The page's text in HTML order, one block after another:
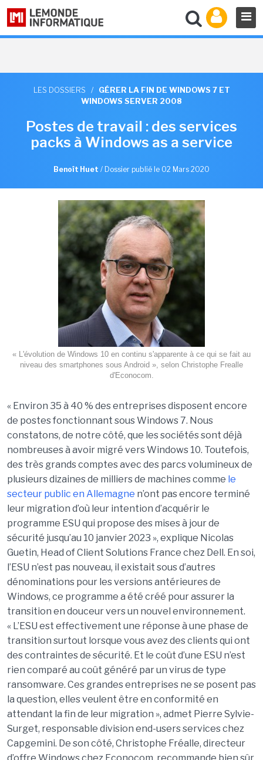
LES DOSSIERS /
GÉRER LA FIN DE WINDOWS 7 ET
WINDOWS SERVER 2008
Postes de travail : des services
packs à Windows as a service
Benoît Huet / Dossier publié le 02 Mars 2020
« L'évolution de Windows 10 en continu s'apparente à ce qui se fait au
niveau des smartphones sous Android », selon Christophe Frealle
d'Econocom.
« Environ 35 à 40 % des entreprises disposent encore
de postes fonctionnant sous Windows 7. Nous
constatons, de notre côté, que les sociétés sont déjà
nombreuses à avoir migré vers Windows 10. Toutefois,
des très grands comptes avec des parcs volumineux de
plusieurs dizaines de milliers de machines comme le
secteur public en Allemagne n’ont pas encore terminé
leur migration d’où leur intention d’acquérir le
programme ESU qui propose des mises à jour de
sécurité jusqu’au 10 janvier 2023 », explique Nicolas
Guetin, Head of Client Solutions France chez Dell. En soi,
l’ESU n’est pas nouveau, il existait sous d’autres
dénominations pour les versions antérieures de
Windows, ce programme a été créé pour assurer la
transition en douceur vers un nouvel environnement.
« L’ESU est effectivement une réponse à une phase de
transition surtout lorsque vous avez des clients qui ont
des contraintes de sécurité. Et le coût d’une ESU n’est
rien comparé au coût généré par un virus de type
ransomware. Ces grandes entreprises ne se posent pas
la question, elles veulent être en conformité en
attendant la fin de leur migration », admet Pierre Sylvie-
Surget, responsable division end-users services chez
Capgemini. De son côté, Christophe Fréalle, directeur